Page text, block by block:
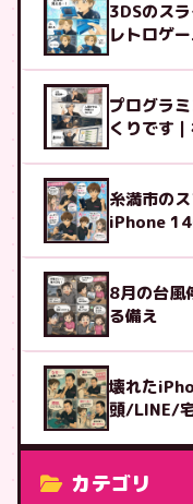
3DSのス
レトロゲ
プログラ
くりです
糸満市の
iPhone 14
8月の台風
る備え
壊れた
頭/LINE/
カテゴリ